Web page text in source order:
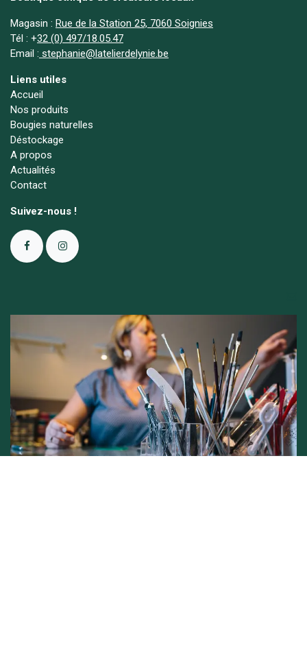
Magasin : Rue de la Station 25, 7060 Soignies
Tél : +32 (0) 497/18.05.47
Email : stephanie@latelierdelynie.be
Liens utiles
Accueil
Nos produits
Bougies naturelles
Déstockage
A propos
Actualités
Contact
Suivez-nous !